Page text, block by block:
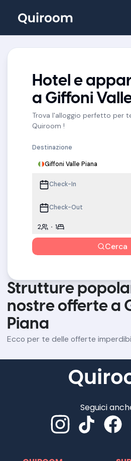
Hotel e
a Giffoni
Trova l'alloggio perfetto per
Quiroom !
Destinazione
Giffoni Valle Piana
2 1
Cerca
Strutture
nostre offerte a
Piana
Ecco per te delle offerte
Seguici